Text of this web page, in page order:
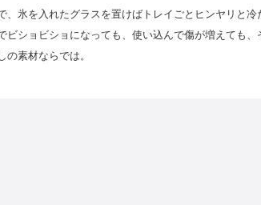
、氷を入れたグラスを置けばトレイごとヒンヤリと冷
ビショビショになっても、使い込んで傷が増えても
の素材ならでは。